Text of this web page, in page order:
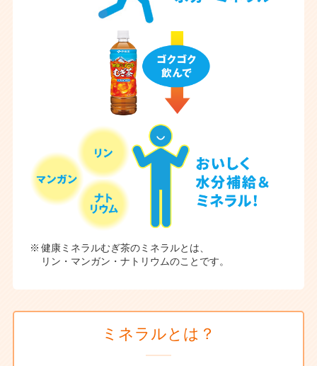
※ 健康ミネラルむぎ茶のミネラルとは、
リン・マンガン・ナトリウムのことです。
ミネラルとは？